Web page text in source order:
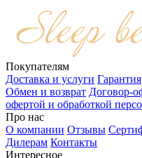
Покупателям
Доставка и услуги Гарантия
Обмен и возврат Договор-
офертой и обработкой
Про нас
О компании Отзывы
Дилерам Контакты
Интересное